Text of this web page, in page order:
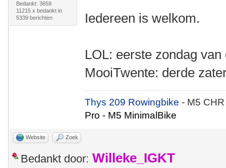
Bedankt: 3659
11215 x bedankt in
5339 berichten
Iedereen is welkom.
LOL: eerste zondag van
MooiTwente: derde
Thys 209 Rowingbike- M5
Pro - M5 MinimalBike
Website Zoek
Bedankt door: Willeke_IGKT